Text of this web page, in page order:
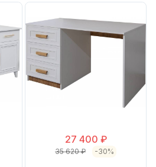
27 400 ₽
35 620 ₽ -30%